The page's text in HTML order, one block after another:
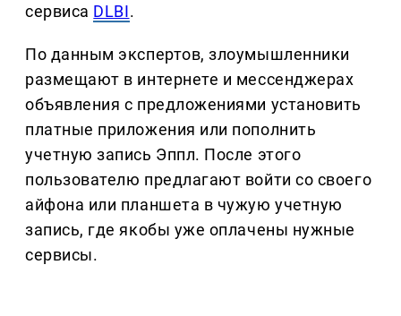
сервиса DLBI.
По данным экспертов, злоумышленники
размещают в интернете и мессенджерах
объявления с предложениями установить
платные приложения или пополнить
учетную запись Эппл. После этого
пользователю предлагают войти со своего
айфона или планшета в чужую учетную
запись, где якобы уже оплачены нужные
сервисы.